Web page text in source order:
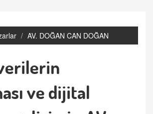
AV. DOĞAN CAN DOĞAN
ve dijital